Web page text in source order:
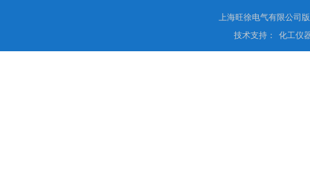
上海旺徐电气有限公司
技术支持：
化工仪